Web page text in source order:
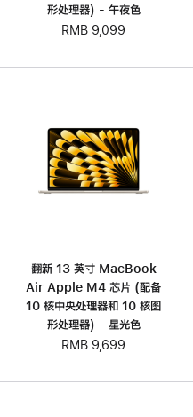
形处理器) - 午夜色
RMB 9,099
翻新 13 英寸 MacBook
Air Apple M4 芯片 (配备
10 核中央处理器和 10 核图
形处理器) - 星光色
RMB 9,699